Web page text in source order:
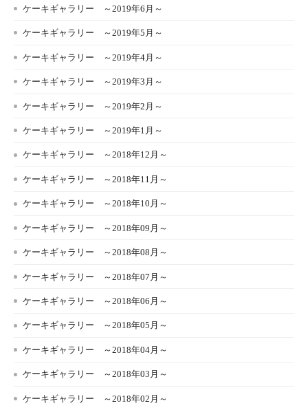
ケーキギャラリー ～2019年6月～
ケーキギャラリー ～2019年5月～
ケーキギャラリー ～2019年4月～
ケーキギャラリー ～2019年3月～
ケーキギャラリー ～2019年2月～
ケーキギャラリー ～2019年1月～
ケーキギャラリー ～2018年12月～
ケーキギャラリー ～2018年11月～
ケーキギャラリー ～2018年10月～
ケーキギャラリー ～2018年09月～
ケーキギャラリー ～2018年08月～
ケーキギャラリー ～2018年07月～
ケーキギャラリー ～2018年06月～
ケーキギャラリー ～2018年05月～
ケーキギャラリー ～2018年04月～
ケーキギャラリー ～2018年03月～
ケーキギャラリー ～2018年02月～